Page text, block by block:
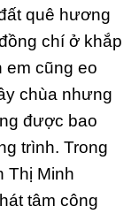
quê hương
chí ở khắp
em cũng eo
chùa nhưng
được bao
trình. Trong
Thị Minh
tâm công